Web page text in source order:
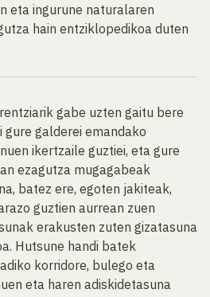
eta ingurune naturalaren
hain entziklopedikoa duten
gabe uzten gaitu bere
galderei emandako
ikertzaile guztiei, eta gure
ezagutza mugagabeak
batez ere, egoten jakiteak,
guztien aurrean zuen
erakusten zuten gizatasuna
Hutsune handi batek
korridore, bulego eta
eta haren adiskidetasuna